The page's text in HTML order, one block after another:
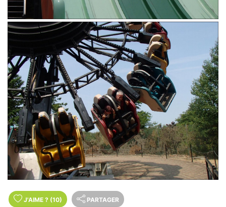
J'AIME ? (10) PARTAGER